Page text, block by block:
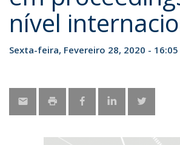
nível
Sexta-feira, Fevereiro 28, 2020 - 16:05